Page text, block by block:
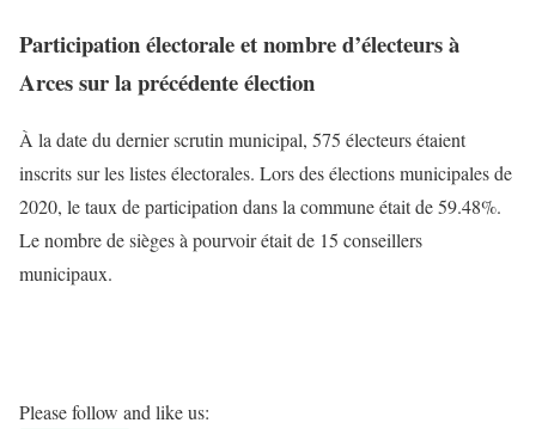
Participation électorale et nombre d’électeurs à
Arces sur la précédente élection
À la date du dernier scrutin municipal, 575 électeurs étaient
inscrits sur les listes électorales. Lors des élections municipales de
2020, le taux de participation dans la commune était de 59.48%.
Le nombre de sièges à pourvoir était de 15 conseillers
municipaux.
Please follow and like us: